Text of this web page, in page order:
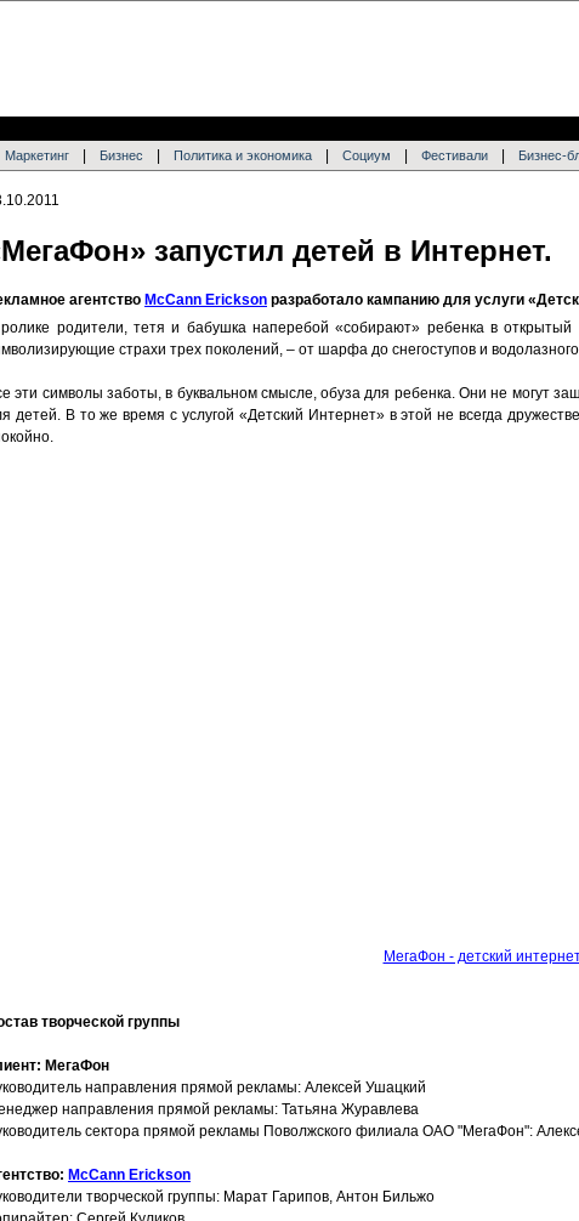
Маркетинг Бизнес Политика и экономика Социум Фестивали Бизнес-
запустил детей в Интернет.
агентство McCann Erickson разработало кампанию для услуги
родители, тетя и бабушка наперебой «собирают» ребенка в
страхи трех поколений, – от шарфа до снегоступов и
эти символы заботы, в буквальном смысле, обуза для ребенка. Они не могут
детей. В то же время с услугой «Детский Интернет» в этой не всегда
МегаФон - детский
творческой группы
МегаФон
направления прямой рекламы: Алексей Ушацкий
направления прямой рекламы: Татьяна Журавлева
сектора прямой рекламы Поволжского филиала ОАО "МегаФон":
McCann Erickson
творческой группы: Марат Гарипов, Антон Бильжо